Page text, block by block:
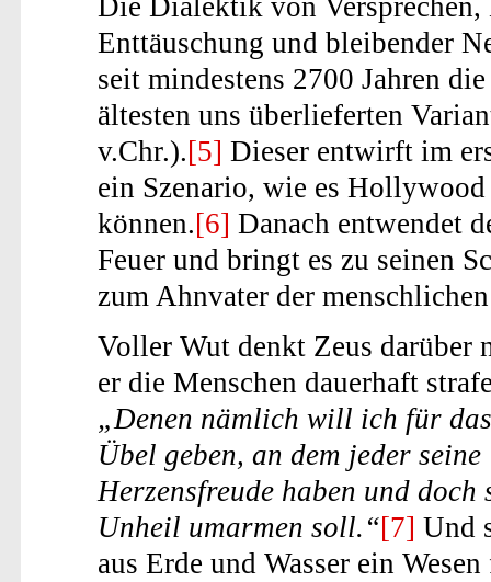
Enttäuschung und bleibender
seit mindestens 2700 Jahren
ältesten uns überlieferten
v.Chr.).[5] Dieser entwirft im
ein Szenario, wie es
können.[6] Danach entwendet
Feuer und bringt es zu seinen
zum Ahnvater der
Voller Wut denkt Zeus darüber
er die Menschen dauerhaft
„Denen nämlich will ich für
Übel geben, an dem jeder seine
Herzensfreude haben und doch
Unheil umarmen soll.“[7] Und
aus Erde und Wasser ein